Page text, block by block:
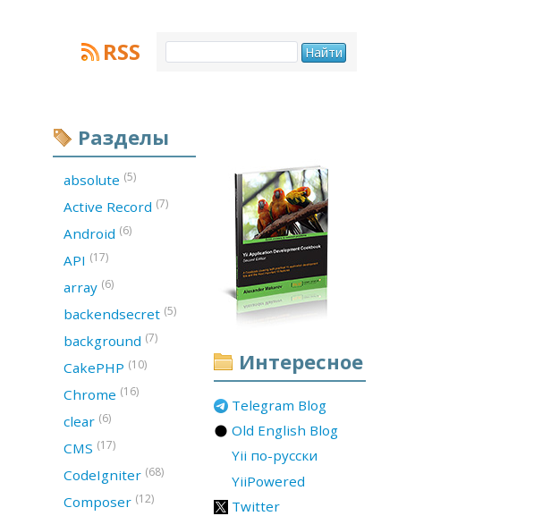
RSS
Интересное
Telegram Blog
Old English Blog
Yii по-русски
YiiPowered
Twitter
Разделы
absolute (5)
Active Record (7)
Android (6)
API (17)
array (6)
backendsecret (5)
background (7)
CakePHP (10)
Chrome (16)
clear (6)
CMS (17)
CodeIgniter (68)
Composer (12)